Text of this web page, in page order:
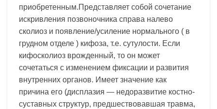
приобретенным.Представляет собой сочетание
искривления позвоночника справа налево
сколиоз и появление/усиление нормального ( в
грудном отделе ) кифоза, т.е. сутулости. Если
кифосколиоз врожденный, то он может
сочетаться с изменением фиксации и развития
внутренних органов. Имеет значение как
причина его (дисплазия — недоразвитие костно-
суставных структур, предшествовавшая травма,